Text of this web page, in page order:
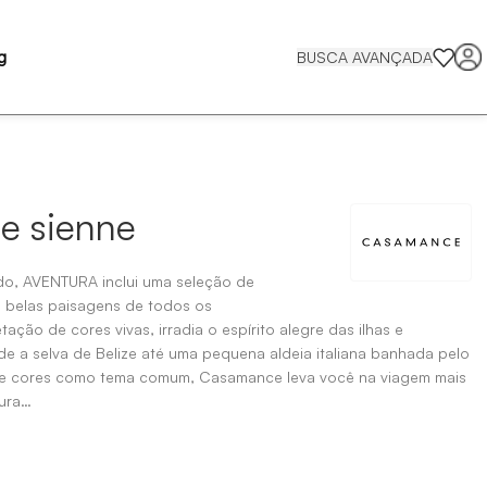
BUSCA AVANÇADA
sienne
AVENTURA inclui uma seleção de
paisagens de todos os
de cores vivas, irradia o espírito alegre das ilhas e
a selva de Belize até uma pequena aldeia italiana banhada pelo
como tema comum, Casamance leva você na viagem mais